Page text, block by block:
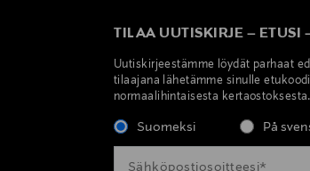
TILAA UUTISKIRJE – ETUSI
Uutiskirjeestämme löydät parhaat
tilaajana lähetämme sinulle
normaalihintaisesta kertaostoksesta.
Suomeksi På